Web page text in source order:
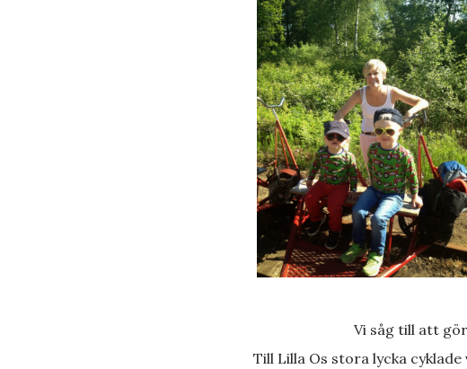
Vi såg till att
Till Lilla Os stora lycka